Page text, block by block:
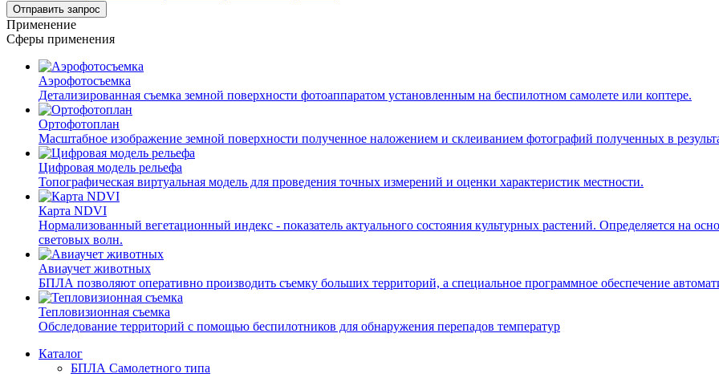
Применение
Сферы применения
Аэрофотосъемка
Детализированная съемка земной поверхности фотоаппаратом установленным на беспилотном самолете или коптере.
Ортофотоплан
Масштабное изображение земной поверхности полученное наложением и склеиванием фотографий полученных в
Цифровая модель рельефа
Топографическая виртуальная модель для проведения точных измерений и оценки характеристик местности.
Карта NDVI
Нормализованный вегетационный индекс - показатель актуального состояния культурных растений. Определяется на
световых волн.
Авиаучет животных
БПЛА позволяют оперативно производить съемку больших территорий, а специальное программное обеспечение
Тепловизионная съемка
Обследование территорий с помощью беспилотников для обнаружения перепадов температур
Каталог
БПЛА Самолетного типа